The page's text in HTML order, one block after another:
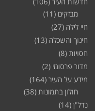
מבזקים (11)
חיי לילה (27)
חינוך והשכלה (13)
חסויות (8)
מדור פרסומי (2)
מידע על העיר (164)
חולון בתמונות (38)
נדל"ן (14)